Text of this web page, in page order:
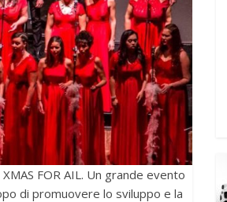
FOR AIL. Un grande evento
di promuovere lo sviluppo e la